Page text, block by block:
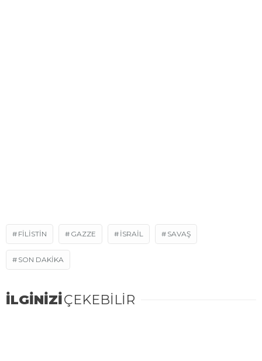
FILISTIN GAZZE ISRAIL SAVAŞ
SON DAKIKA
İLGİNİZİÇEKEBİLİR